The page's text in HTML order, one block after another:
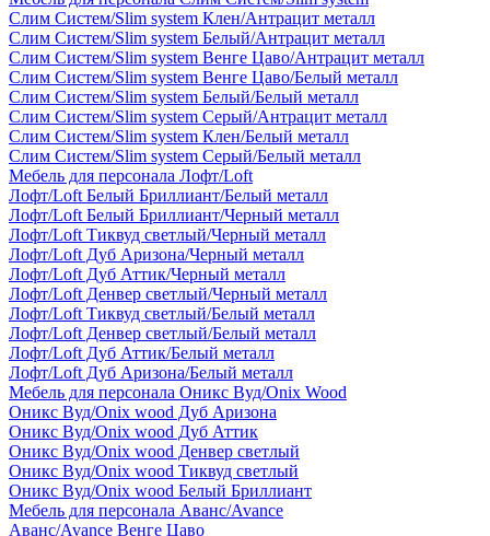
Слим Систем/Slim system Клен/Антрацит металл
Слим Систем/Slim system Белый/Антрацит металл
Слим Систем/Slim system Венге Цаво/Антрацит металл
Слим Систем/Slim system Венге Цаво/Белый металл
Слим Систем/Slim system Белый/Белый металл
Слим Систем/Slim system Серый/Антрацит металл
Слим Систем/Slim system Клен/Белый металл
Слим Систем/Slim system Серый/Белый металл
Мебель для персонала Лофт/Loft
Лофт/Loft Белый Бриллиант/Белый металл
Лофт/Loft Белый Бриллиант/Черный металл
Лофт/Loft Тиквуд светлый/Черный металл
Лофт/Loft Дуб Аризона/Черный металл
Лофт/Loft Дуб Аттик/Черный металл
Лофт/Loft Денвер светлый/Черный металл
Лофт/Loft Тиквуд светлый/Белый металл
Лофт/Loft Денвер светлый/Белый металл
Лофт/Loft Дуб Аттик/Белый металл
Лофт/Loft Дуб Аризона/Белый металл
Мебель для персонала Оникс Вуд/Onix Wood
Оникс Вуд/Onix wood Дуб Аризона
Оникс Вуд/Onix wood Дуб Аттик
Оникс Вуд/Onix wood Денвер светлый
Оникс Вуд/Onix wood Тиквуд светлый
Оникс Вуд/Onix wood Белый Бриллиант
Мебель для персонала Аванс/Avance
Аванс/Avance Венге Цаво